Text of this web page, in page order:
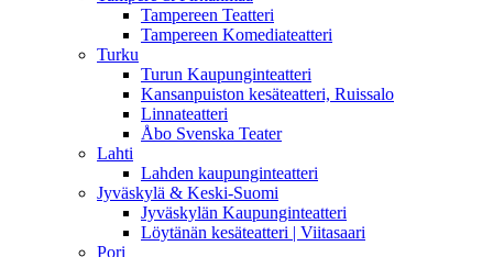
Tampereen Teatteri
Tampereen Komediateatteri
Turku
Turun Kaupunginteatteri
Kansanpuiston kesäteatteri, Ruissalo
Linnateatteri
Åbo Svenska Teater
Lahti
Lahden kaupunginteatteri
Jyväskylä & Keski-Suomi
Jyväskylän Kaupunginteatteri
Löytänän kesäteatteri | Viitasaari
Pori